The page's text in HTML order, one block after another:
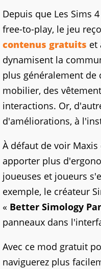
Depuis que Les Sims
free-to-play, le jeu
contenus gratuits et
dynamisent la
plus généralement de
mobilier, des
interactions. Or,
d'améliorations, à
À défaut de voir
apporter plus
joueuses et joueurs
exemple, le créateur
« Better Simology
panneaux dans
Avec ce mod gratuit
naviguerez plus